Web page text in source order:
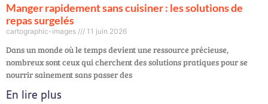
Manger rapidement sans cuisiner : les solutions de
repas surgelés
cartographic-images 11 juin 2026
Dans un monde où le temps devient une ressource précieuse,
nombreux sont ceux qui cherchent des solutions pratiques pour se
nourrir sainement sans passer des
En lire plus